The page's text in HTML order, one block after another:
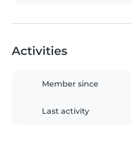
Activities
Member since
Last activity